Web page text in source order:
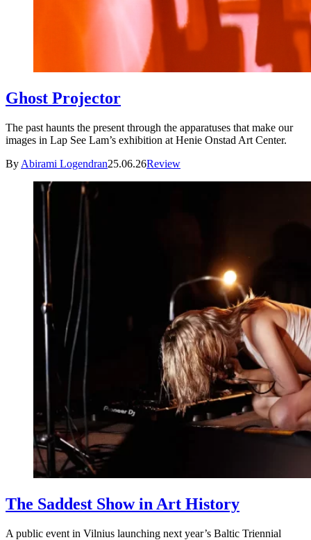
Ghost Projector
The past haunts the present through the apparatuses that make our
images in Lap See Lam’s exhibition at Henie Onstad Art Center.
By Abirami Logendran25.06.26Review
The Saddest Show in Art History
A public event in Vilnius launching next year’s Baltic Triennial